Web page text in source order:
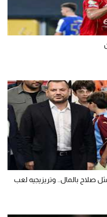
صلاح بالمال.. وتريزيجيه لعب